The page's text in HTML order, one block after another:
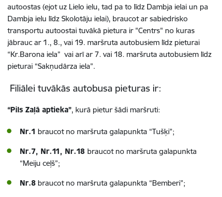
autoostas (ejot uz Lielo ielu, tad pa to līdz Dambja ielai un pa
Dambja ielu līdz Skolotāju ielai), braucot ar sabiedrisko
transportu autoostai tuvākā pietura ir "Centrs" no kuras
jābrauc ar 1., 8., vai 19. maršruta autobusiem līdz pieturai
“Kr.Barona iela” vai arī ar 7. vai 18. maršruta autobusiem līdz
pieturai “Sakņudārza iela”.
Filiālei tuvākās autobusa pieturas ir:
“Pils Zaļā aptieka”, kurā pietur šādi maršruti:
Nr.1 braucot no maršruta galapunkta “Tušķi”;
Nr.7, Nr.11, Nr.18 braucot no maršruta galapunkta
“Meiju ceļš”;
Nr.8 braucot no maršruta galapunkta “Bemberi”;